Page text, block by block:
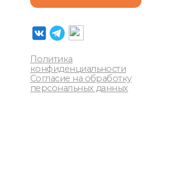
Политика
конфиденциальности
Согласие на обработку
персональных данных